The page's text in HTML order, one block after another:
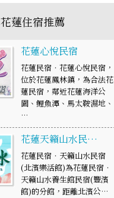
花蓮住宿推薦
花蓮心悅民宿
花蓮民宿‧花蓮心悅民宿，
位於花蓮鳳林鎮，為合法花
蓮民宿，鄰近花蓮海洋公
園、鯉魚潭、馬太鞍濕地、
…
花蓮天籟山水民…
花蓮民宿‧天籟山水民宿
(北濱樂活館)為花蓮民宿‧
天籟山水養生館民宿(豐濱
館)的分館，距離北濱公…